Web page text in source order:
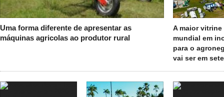
Uma forma diferente de apresentar as
máquinas agricolas ao produtor rural
A maior vitrine
mundial em
para o
vai ser em